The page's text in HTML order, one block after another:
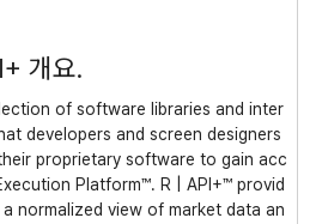
개요.
of software libraries and inter
developers and screen designers
proprietary software to gain acc
Platform™. R | API+™ provid
normalized view of market data an